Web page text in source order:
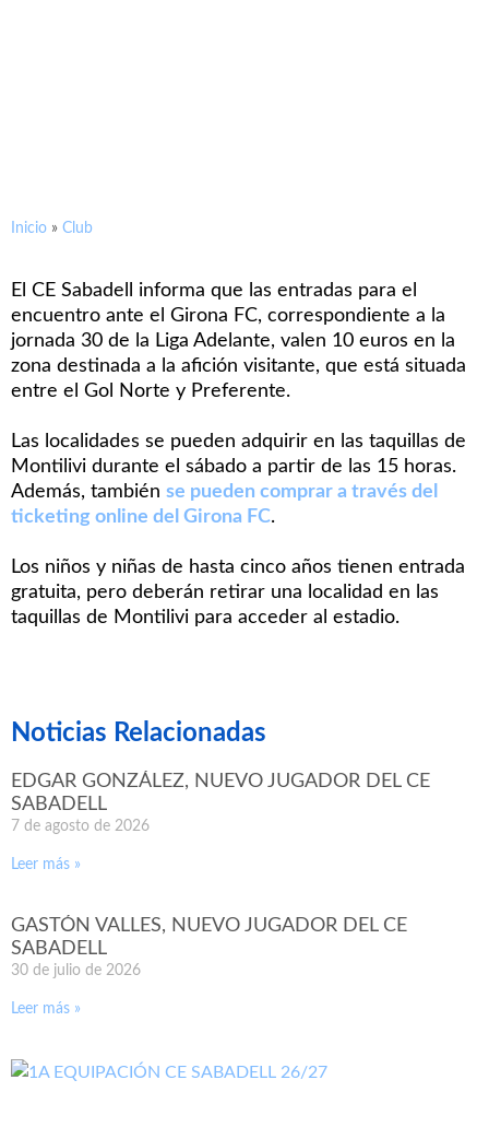
Inicio » Club
El CE Sabadell informa que las entradas para el
encuentro ante el Girona FC, correspondiente a la
jornada 30 de la Liga Adelante, valen 10 euros en la
zona destinada a la afición visitante, que está situada
entre el Gol Norte y Preferente.
Las localidades se pueden adquirir en las taquillas de
Montilivi durante el sábado a partir de las 15 horas.
Además, también se pueden comprar a través del
ticketing online del Girona FC.
Los niños y niñas de hasta cinco años tienen entrada
gratuita, pero deberán retirar una localidad en las
taquillas de Montilivi para acceder al estadio.
Noticias Relacionadas
EDGAR GONZÁLEZ, NUEVO JUGADOR DEL CE
SABADELL
7 de agosto de 2026
Leer más »
GASTÓN VALLES, NUEVO JUGADOR DEL CE
SABADELL
30 de julio de 2026
Leer más »